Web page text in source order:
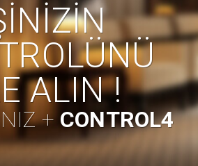
ALIN !
+ CONTROL4